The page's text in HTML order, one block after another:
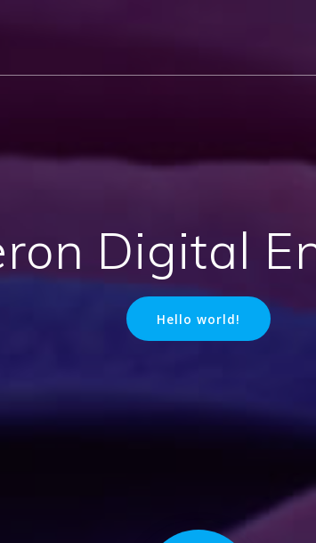
Digital
Hello world!